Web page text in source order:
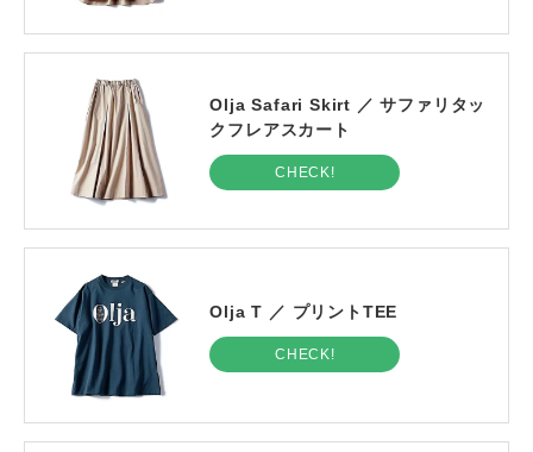
Olja Safari Skirt ／ サファリタッ
クフレアスカート
CHECK!
Olja T ／ プリントTEE
CHECK!